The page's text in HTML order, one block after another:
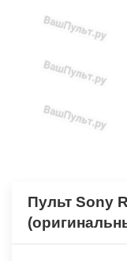
Пульт Sony